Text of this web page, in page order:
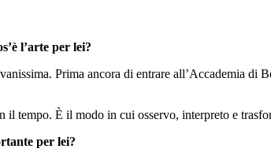
l’arte per lei?
Prima ancora di entrare all’Accademia
il tempo. È il modo in cui osservo, interpreto e
per lei?